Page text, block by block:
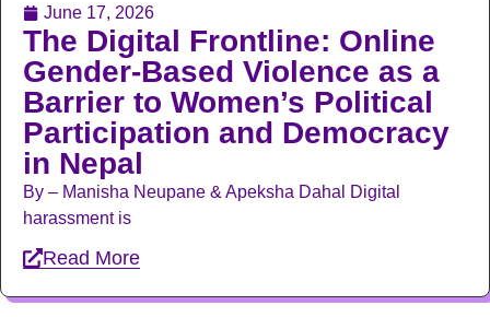
June 17, 2026
The Digital Frontline: Online
Gender-Based Violence as a
Barrier to Women’s Political
Participation and Democracy
in Nepal
By – Manisha Neupane & Apeksha Dahal Digital
harassment is
Read More